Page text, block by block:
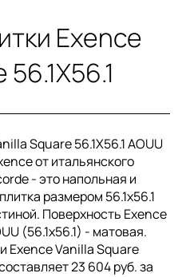
Exence
Square 56.1X56.1 AOUU
от итальянского
- это напольная и
размером 56.1x56.1
Поверхность Exence
(56.1x56.1) - матовая.
Exence Vanilla Square
23 604 руб. за